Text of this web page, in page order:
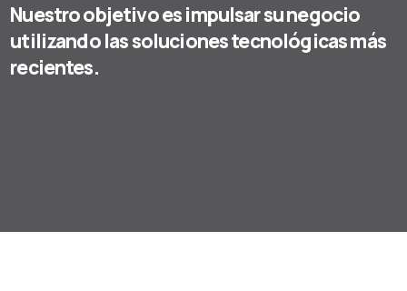
Nuestro objetivo es impulsar su negocio
utilizando las soluciones tecnológicas más
recientes.